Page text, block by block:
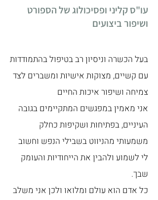
עו"ס קליני ופסיכולוג של הספורט
ושיפור ביצועים
בעל הכשרה וניסיון רב בטיפול בהתמודדות
עם קשיים, מצוקות אישיות ומשברים לצד
צמיחה ושיפור איכות החיים
אני מאמין במפגשים המתקיימים בגובה
העיניים, בפתיחות ושקיפות כחלק
משמעותי מהניווט בשבילי הנפש וחשוב
לי לשמוע ולהבין את הייחודיות והעומק
שבך.
כל אדם הוא עולם ומלואו ולכן אני משלב